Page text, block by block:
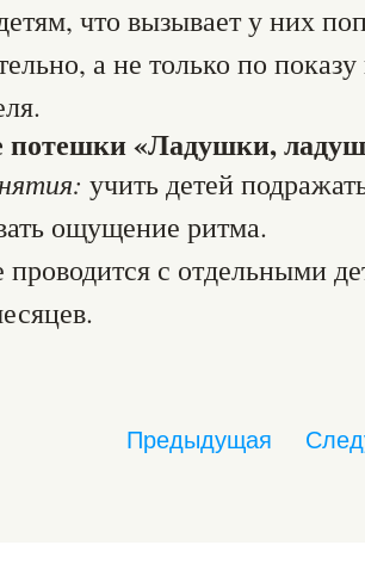
что вызывает у них
а не только по
потешки «Ладушки,
учить детей
ощущение ритма.
проводится с отдельными
Предыдущая